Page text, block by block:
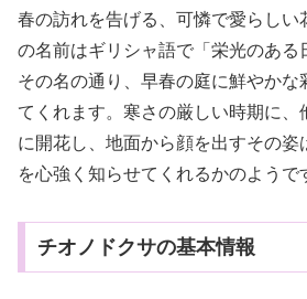
春の訪れを告げる、可憐で愛らしい
の名前はギリシャ語で「栄光のある
その名の通り、早春の庭に鮮やかな
てくれます。寒さの厳しい時期に、
に開花し、地面から顔を出すその姿
を心強く知らせてくれるかのようで
チオノドクサの基本情報